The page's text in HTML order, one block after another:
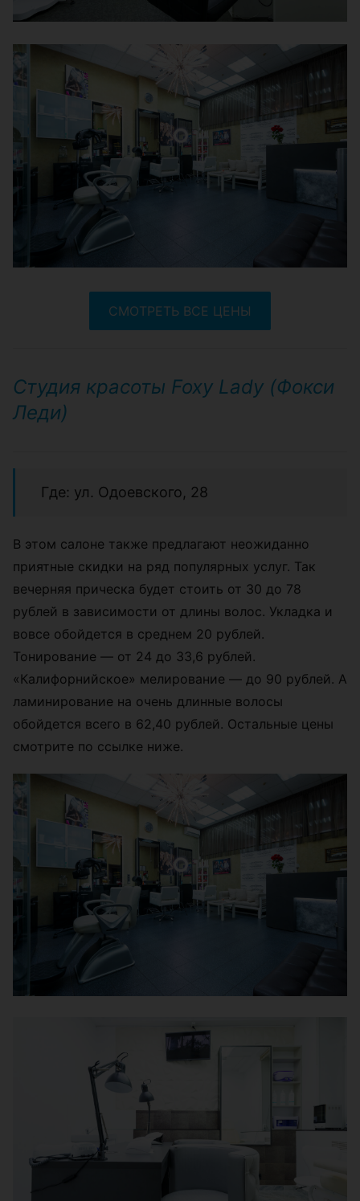
СМОТРЕТЬ ВСЕ ЦЕНЫ
Студия красоты Foxy Lady (Фокси
Леди)
Где: ул. Одоевского, 28
В этом салоне также предлагают неожиданно
приятные скидки на ряд популярных услуг. Так
вечерняя прическа будет стоить от 30 до 78
рублей в зависимости от длины волос. Укладка и
вовсе обойдется в среднем 20 рублей.
Тонирование — от 24 до 33,6 рублей.
«Калифорнийское» мелирование — до 90 рублей. А
ламинирование на очень длинные волосы
обойдется всего в 62,40 рублей. Остальные цены
смотрите по ссылке ниже.